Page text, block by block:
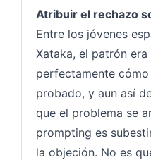
Atribuir el rechazo
Entre los jóvenes
Xataka, el patrón
perfectamente
probado, y aun así
que el problema se
prompting es
la objeción. No es